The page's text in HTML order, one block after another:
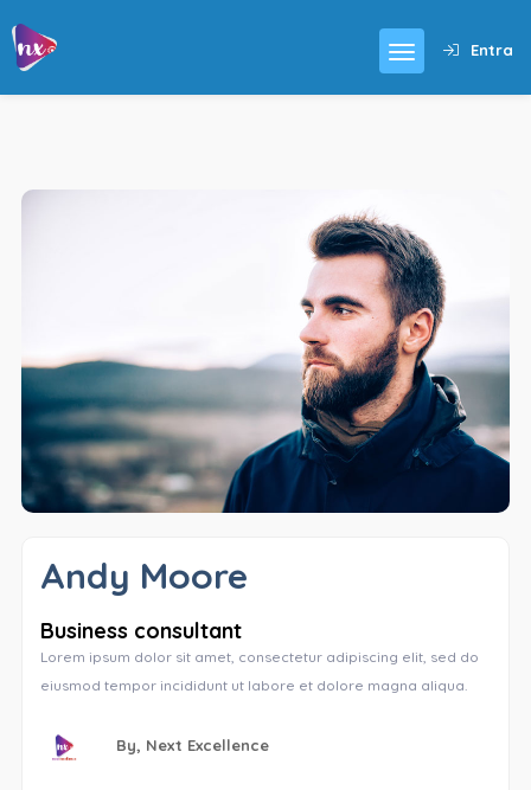
Entra
Andy Moore
Business consultant
Lorem ipsum dolor sit amet, consectetur adipiscing elit, sed do
eiusmod tempor incididunt ut labore et dolore magna aliqua.
By, Next Excellence